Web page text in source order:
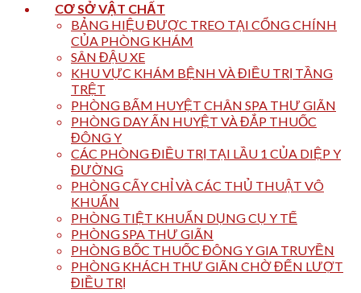
CƠ SỞ VẬT CHẤT
BẢNG HIỆU ĐƯỢC TREO TẠI CỔNG CHÍNH
CỦA PHÒNG KHÁM
SÂN ĐẬU XE
KHU VỰC KHÁM BỆNH VÀ ĐIỀU TRỊ TẦNG
TRỆT
PHÒNG BẤM HUYỆT CHÂN SPA THƯ GIÃN
PHÒNG DAY ẤN HUYỆT VÀ ĐẮP THUỐC
ĐÔNG Y
CÁC PHÒNG ĐIỀU TRỊ TẠI LẦU 1 CỦA DIỆP Y
ĐƯỜNG
PHÒNG CẤY CHỈ VÀ CÁC THỦ THUẬT VÔ
KHUẨN
PHÒNG TIỆT KHUẨN DỤNG CỤ Y TẾ
PHÒNG SPA THƯ GIÃN
PHÒNG BỐC THUỐC ĐÔNG Y GIA TRUYỀN
PHÒNG KHÁCH THƯ GIÃN CHỜ ĐẾN LƯỢT
ĐIỀU TRỊ